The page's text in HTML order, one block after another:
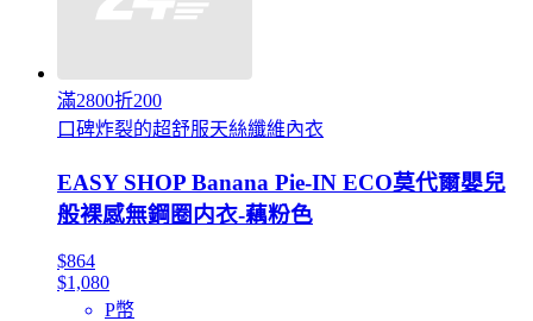
滿2800折200
口碑炸裂的超舒服天絲纖維內衣
EASY SHOP Banana Pie-IN ECO莫代爾嬰兒
般裸感無鋼圈内衣-藕粉色
$864
$1,080
P幣